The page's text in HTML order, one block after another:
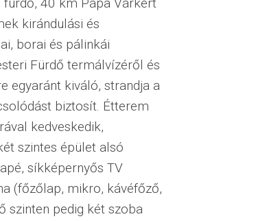
kirándulási és
borai és pálinkái
Fürdő termálvízéről és
egyaránt kiváló, strandja a
biztosít. Étterem
kedveskedik,
szintes épület alsó
síkképernyős TV
(főzőlap, mikro, kávéfőző,
szinten pedig két szoba